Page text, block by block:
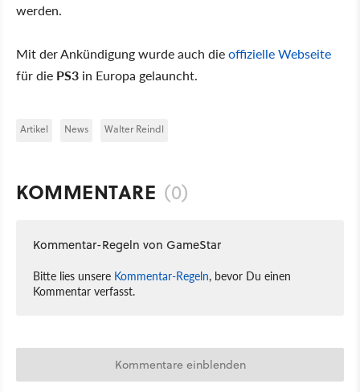
werden.
Mit der Ankündigung wurde auch dieoffizielle Webseite
für die PS3 in Europa gelauncht.
Artikel News Walter Reindl
KOMMENTARE (0)
Kommentar-Regeln von GameStar
Bitte lies unsere Kommentar-Regeln, bevor Du einen
Kommentar verfasst.
Kommentare einblenden